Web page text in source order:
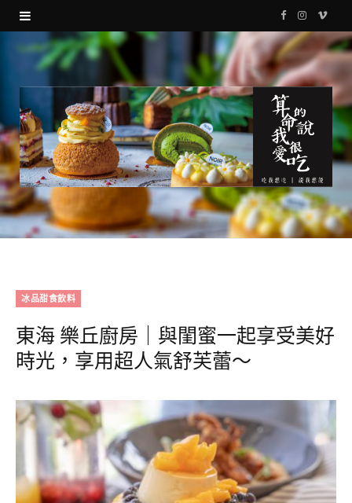
F
a
c
e
b
o
k
I
s
g
r
a
V
i
冰品甜食飲料
東海 樂丘廚房｜與閨蜜一起享受美好
時光，享用超人氣舒芙蕾～